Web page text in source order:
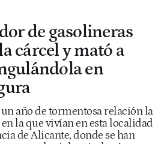
de gasolineras
cárcel y mató a
en
año de tormentosa relación la
en la que vivían en esta localidad
de Alicante, donde se han